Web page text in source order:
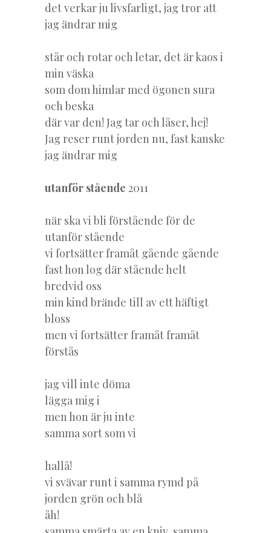
det verkar ju livsfarligt, jag tror att
jag ändrar mig
står och rotar och letar, det är kaos i
min väska
som dom himlar med ögonen sura
och beska
där var den! Jag tar och låser, hej!
Jag reser runt jorden nu, fast kanske
jag ändrar mig
utanför stående 2011
när ska vi bli förstående för de
utanför stående
vi fortsätter framåt gående gående
fast hon log där stående helt
bredvid oss
min kind brände till av ett häftigt
bloss
men vi fortsätter framåt framåt
förstås
jag vill inte döma
lägga mig i
men hon är ju inte
samma sort som vi
hallå!
vi svävar runt i samma rymd på
jorden grön och blå
åh!